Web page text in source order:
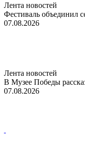
Лента новостей
Фестиваль объединил
07.08.2026
Лента новостей
В Музее Победы
07.08.2026